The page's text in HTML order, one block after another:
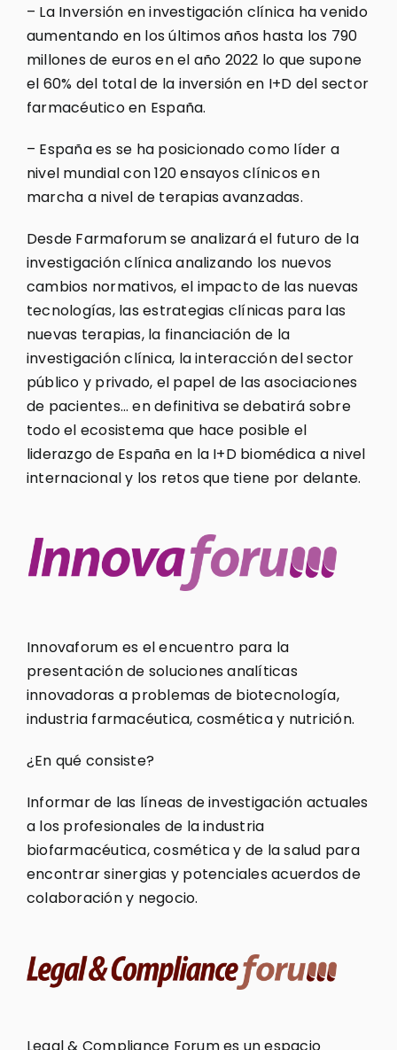
– La Inversión en investigación clínica ha venido
aumentando en los últimos años hasta los 790
millones de euros en el año 2022 lo que supone
el 60% del total de la inversión en I+D del sector
farmacéutico en España.
– España es se ha posicionado como líder a
nivel mundial con 120 ensayos clínicos en
marcha a nivel de terapias avanzadas.
Desde Farmaforum se analizará el futuro de la
investigación clínica analizando los nuevos
cambios normativos, el impacto de las nuevas
tecnologías, las estrategias clínicas para las
nuevas terapias, la financiación de la
investigación clínica, la interacción del sector
público y privado, el papel de las asociaciones
de pacientes… en definitiva se debatirá sobre
todo el ecosistema que hace posible el
liderazgo de España en la I+D biomédica a nivel
internacional y los retos que tiene por delante.
Innovaforum es el encuentro para la
presentación de soluciones analíticas
innovadoras a problemas de biotecnología,
industria farmacéutica, cosmética y nutrición.
¿En qué consiste?
Informar de las líneas de investigación actuales
a los profesionales de la industria
biofarmacéutica, cosmética y de la salud para
encontrar sinergias y potenciales acuerdos de
colaboración y negocio.